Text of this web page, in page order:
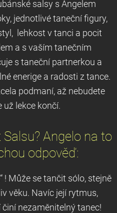
salsy s Angelem
jednotlivé taneční figury,
lehkost v tanci a pocit
a s vaším tanečním
s taneční partnerkou a
enerige a radosti z tance.
podmaní, až nebudete
už lekce končí.
Angelo na to
odpověď:
! Může se tančit sólo, stejně
věku. Navíc její rytmus,
nezaměnitelný tanec!